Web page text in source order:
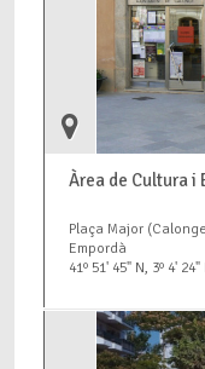
Àrea de Cultura i
Plaça Major
Empordà
41º 51' 45" N, 3º 4' 24"